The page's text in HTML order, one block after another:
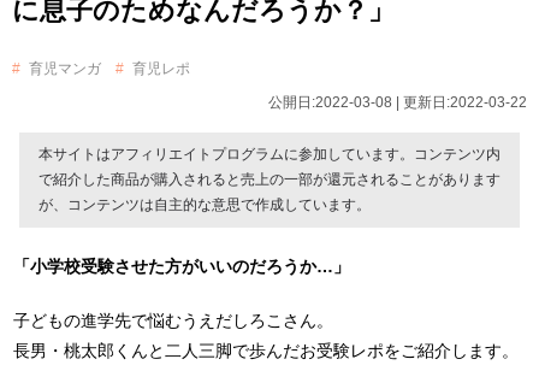
に息子のためなんだろうか？」
育児マンガ
育児レポ
公開日:2022-03-08 | 更新日:2022-03-22
本サイトはアフィリエイトプログラムに参加しています。コンテンツ内
で紹介した商品が購入されると売上の一部が還元されることがあります
が、コンテンツは自主的な意思で作成しています。
「小学校受験させた方がいいのだろうか…」
子どもの進学先で悩むうえだしろこさん。
長男・桃太郎くんと二人三脚で歩んだお受験レポをご紹介します。